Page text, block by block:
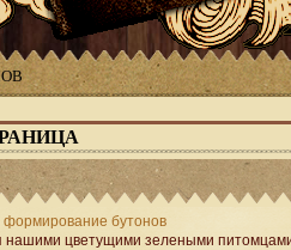
формирование бутонов
нашими цветущими зелеными